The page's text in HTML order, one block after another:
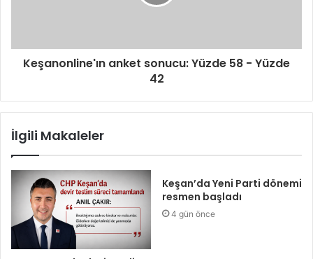
Keşanonline'ın anket sonucu: Yüzde 58 - Yüzde
42
İlgili Makaleler
Keşan’da Yeni Parti dönemi
resmen başladı
4 gün önce